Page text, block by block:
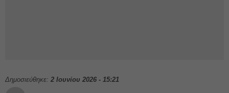
Δημοσιεύθηκε: 2 Ιουνίου 2026 - 15:21